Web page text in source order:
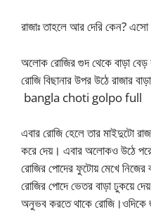
রাজাঃ তাহলে আর দেরি কেন?
অলোক রোজির গুদ থেকে বাড়া
রোজি বিছানার উপর উঠে রাজার
bangla choti golpo full
এবার রোজি হেলে তার মাইদুটো
করে দেয়। এবার অলোকও উঠে
রোজির পোদের ফুটোয় মেখে নিজের
রোজির পোদে ভেতর বাড়া ঢুকয়ে
অনুভব করতে থাকে রোজি।ওদিকে